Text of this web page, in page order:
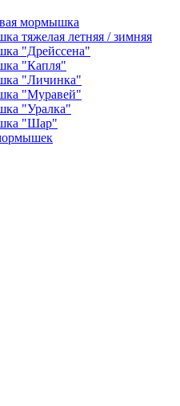
мормышка
тяжелая летняя / зимняя
"Дрейссена"
"Капля"
"Личинка"
"Муравей"
"Уралка"
"Шар"